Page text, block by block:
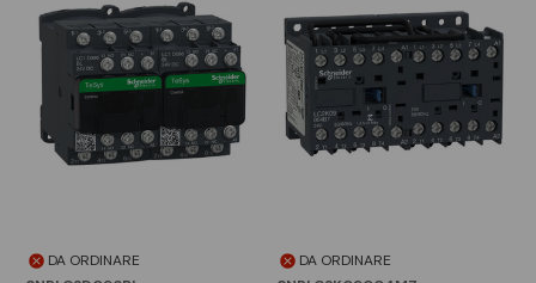
DA ORDINARE
DA ORDINARE